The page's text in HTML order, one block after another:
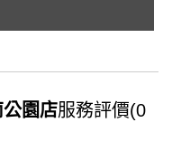
園店服務評價(0